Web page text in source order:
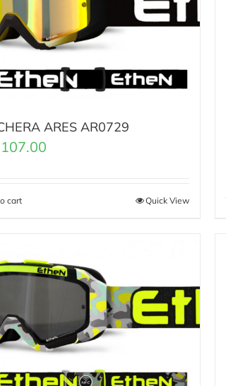
ARES AR0729
107.00
cart Quick View